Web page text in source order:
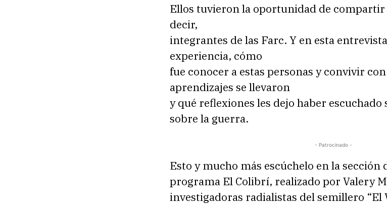
Ellos tuvieron la oportunidad de compartir
decir,
integrantes de las Farc. Y en esta
experiencia, cómo
fue conocer a estas personas y convivir
aprendizajes se llevaron
y qué reflexiones les dejo haber
sobre la guerra.
- Patrocinado -
Esto y mucho más escúchelo en la sección
programa El Colibrí, realizado por Valery
investigadoras radialistas del semillero “El